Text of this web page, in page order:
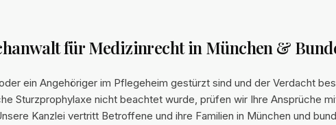
für Medizinrecht in München &
ein Angehöriger im Pflegeheim gestürzt sind und der Verdacht
Sturzprophylaxe nicht beachtet wurde, prüfen wir Ihre Ansprüche
Kanzlei vertritt Betroffene und ihre Familien in München und